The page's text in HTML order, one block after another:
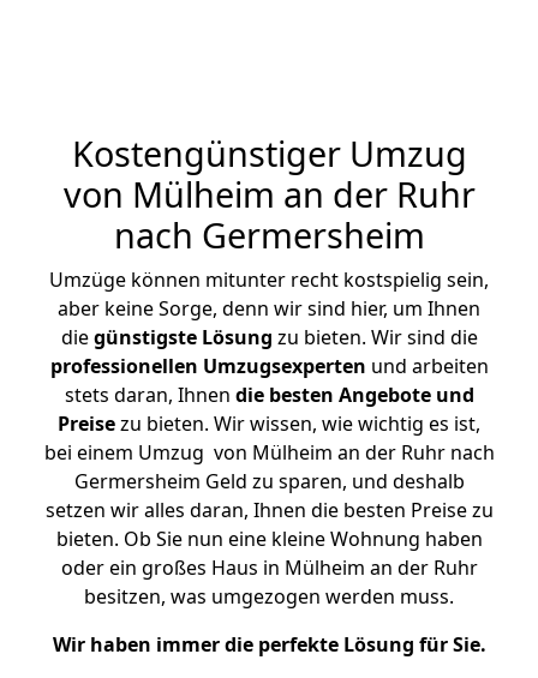
Kostengünstiger Umzug
von Mülheim an der Ruhr
nach Germersheim
Umzüge können mitunter recht kostspielig sein,
aber keine Sorge, denn wir sind hier, um Ihnen
diegünstigste Lösung zu bieten. Wir sind die
professionellen Umzugsexperten und arbeiten
stets daran, Ihnen die besten Angebote und
Preisezu bieten. Wir wissen, wie wichtig es ist,
bei einem Umzug von Mülheim an der Ruhr nach
Germersheim Geld zu sparen, und deshalb
setzen wir alles daran, Ihnen die besten Preise zu
bieten. Ob Sie nun eine kleine Wohnung haben
oder ein großes Haus in Mülheim an der Ruhr
besitzen, was umgezogen werden muss.
Wir haben immer die perfekte Lösung für Sie.